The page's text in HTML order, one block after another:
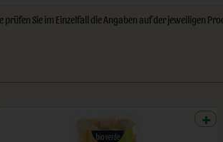
Sie im Einzelfall die Angaben auf der jeweiligen